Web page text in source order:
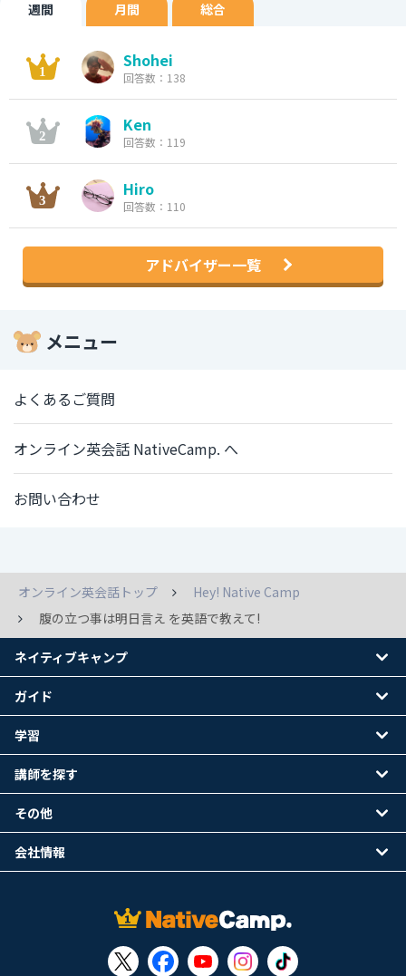
週間 月間 総合
Shohei
回答数：138
Ken
回答数：119
Hiro
回答数：110
アドバイザー一覧
メニュー
よくあるご質問
オンライン英会話 NativeCamp. へ
お問い合わせ
オンライン英会話トップ
Hey! Native Camp
腹の立つ事は明日言え を英語で教えて!
ネイティブキャンプ
ガイド
学習
講師を探す
その他
会社情報